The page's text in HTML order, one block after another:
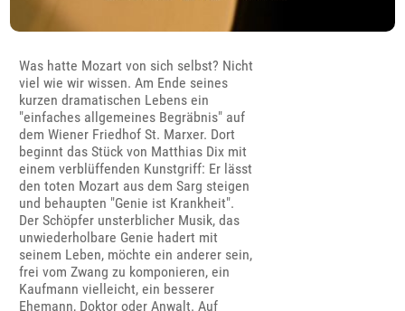
Was hatte Mozart von sich selbst? Nicht
viel wie wir wissen. Am Ende seines
kurzen dramatischen Lebens ein
"einfaches allgemeines Begräbnis" auf
dem Wiener Friedhof St. Marxer. Dort
beginnt das Stück von Matthias Dix mit
einem verblüffenden Kunstgriff: Er lässt
den toten Mozart aus dem Sarg steigen
und behaupten "Genie ist Krankheit".
Der Schöpfer unsterblicher Musik, das
unwiederholbare Genie hadert mit
seinem Leben, möchte ein anderer sein,
frei vom Zwang zu komponieren, ein
Kaufmann vielleicht, ein besserer
Ehemann, Doktor oder Anwalt. Auf